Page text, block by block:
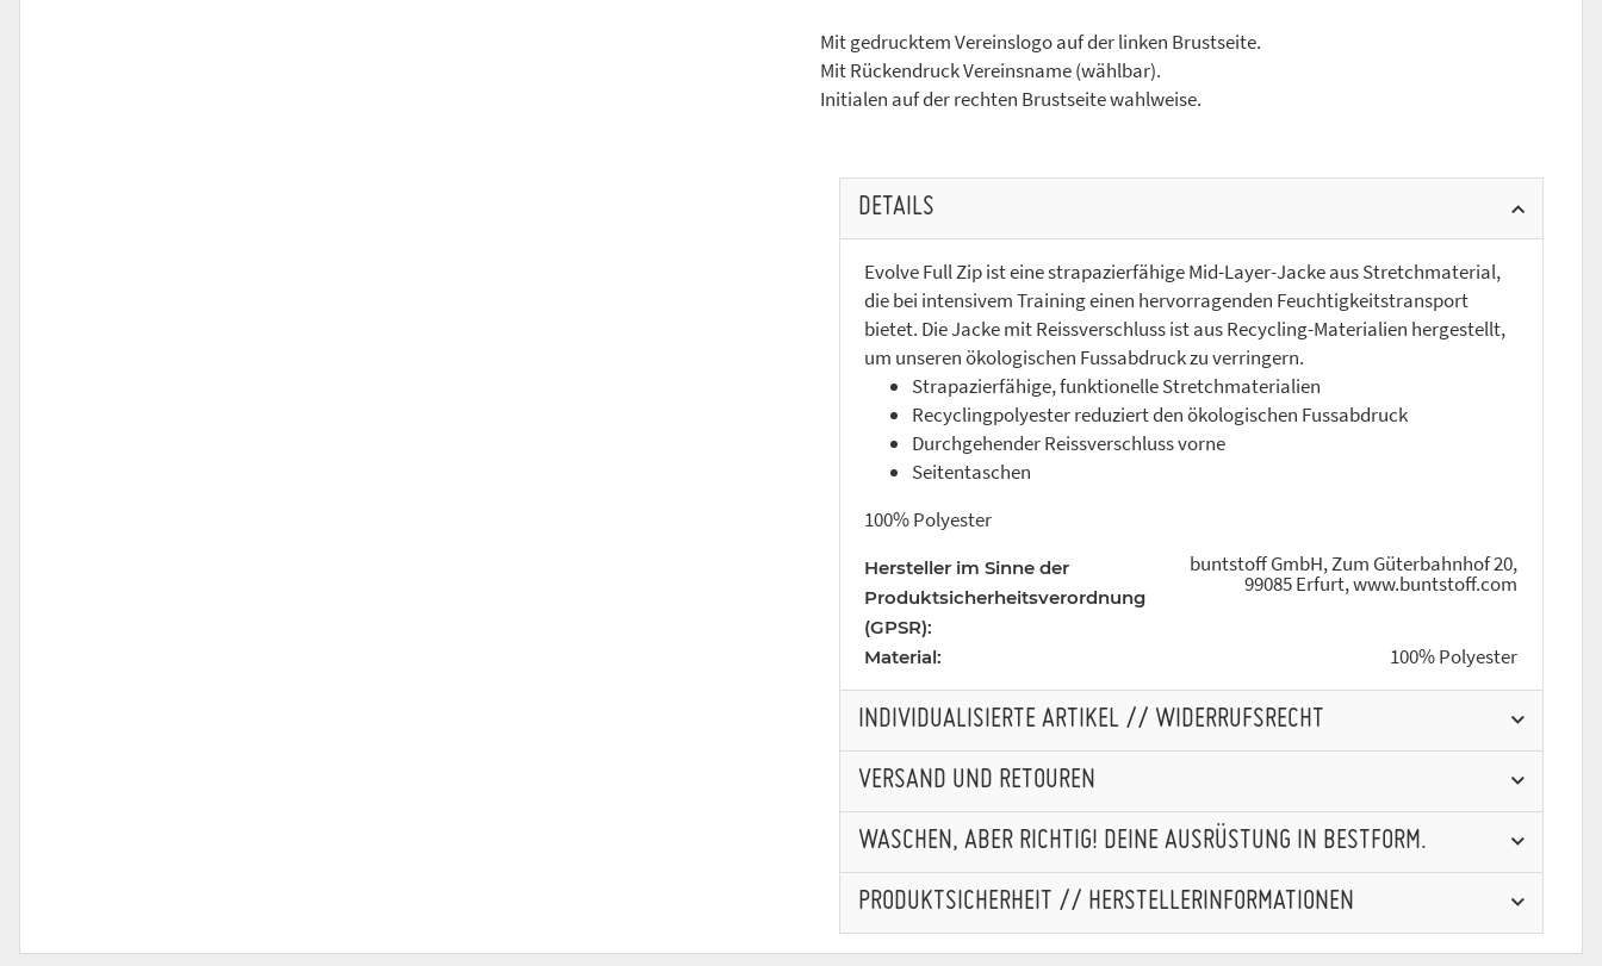
Mit gedrucktem Vereinslogo auf der linken Brustseite.
Mit Rückendruck Vereinsname (wählbar).
Initialen auf der rechten Brustseite wahlweise.
DETAILS
Evolve Full Zip ist eine strapazierfähige Mid-Layer-Jacke aus Stretchmaterial,
die bei intensivem Training einen hervorragenden Feuchtigkeitstransport
bietet. Die Jacke mit Reissverschluss ist aus Recycling-Materialien hergestellt,
um unseren ökologischen Fussabdruck zu verringern.
Strapazierfähige, funktionelle Stretchmaterialien
Recyclingpolyester reduziert den ökologischen Fussabdruck
Durchgehender Reissverschluss vorne
Seitentaschen
100% Polyester
Hersteller im Sinne der
Produktsicherheitsverordnung
(GPSR):
buntstoff GmbH, Zum Güterbahnhof 20,
99085 Erfurt, www.buntstoff.com
Material: 100% Polyester
INDIVIDUALISIERTE ARTIKEL // WIDERRUFSRECHT
VERSAND UND RETOUREN
WASCHEN, ABER RICHTIG! DEINE AUSRÜSTUNG IN BESTFORM.
PRODUKTSICHERHEIT // HERSTELLERINFORMATIONEN